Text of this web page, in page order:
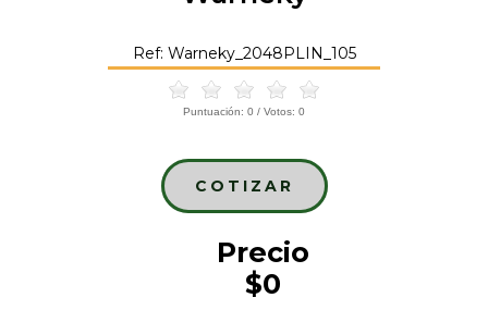
Ref: Warneky_2048PLIN_105
Puntuación: 0 / Votos: 0
COTIZAR
Precio
$0